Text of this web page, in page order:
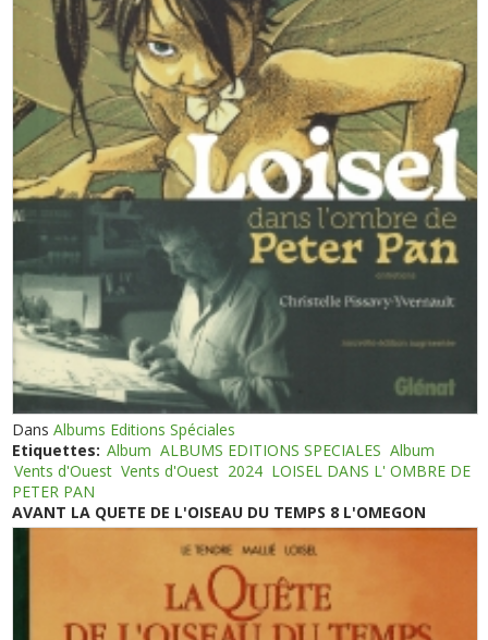
DansAlbums Editions Spéciales
Etiquettes: Album ALBUMS EDITIONS SPECIALES Album
Vents d'Ouest Vents d'Ouest 2024 LOISEL DANS L' OMBRE DE
PETER PAN
AVANT LA QUETE DE L'OISEAU DU TEMPS 8 L'OMEGON